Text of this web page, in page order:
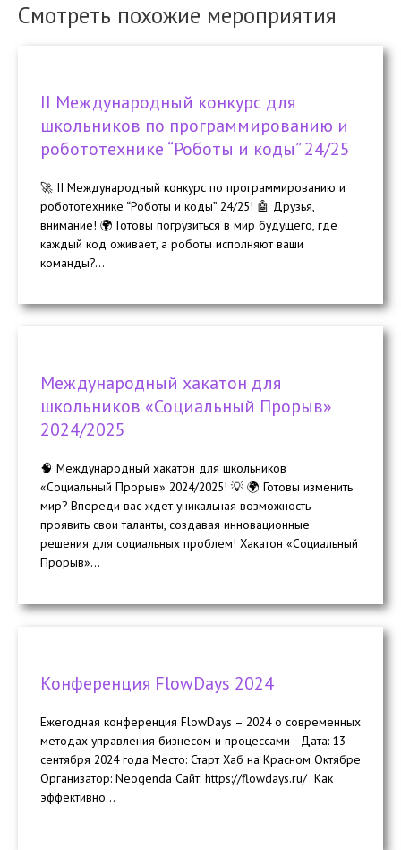
Смотреть похожие мероприятия
II Международный конкурс для
школьников по программированию и
робототехнике “Роботы и коды” 24/25
🚀 II Международный конкурс по программированию и
робототехнике “Роботы и коды” 24/25! 🤖 Друзья,
внимание! 🌍 Готовы погрузиться в мир будущего, где
каждый код оживает, а роботы исполняют ваши
команды?...
Международный хакатон для
школьников «Социальный Прорыв»
2024/2025
🧠 Международный хакатон для школьников
«Социальный Прорыв» 2024/2025! 💡 🌍 Готовы изменить
мир? Впереди вас ждет уникальная возможность
проявить свои таланты, создавая инновационные
решения для социальных проблем! Хакатон «Социальный
Прорыв»...
Конференция FlowDays 2024
Ежегодная конференция FlowDays – 2024 о современных
методах управления бизнесом и процессами Дата: 13
сентября 2024 года Место: Старт Хаб на Красном Октябре
Организатор: Neogenda Сайт: https://flowdays.ru/ Как
эффективно...